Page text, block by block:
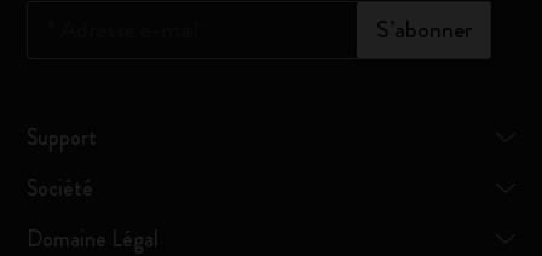
S’abonner
Support
Société
Domaine Légal